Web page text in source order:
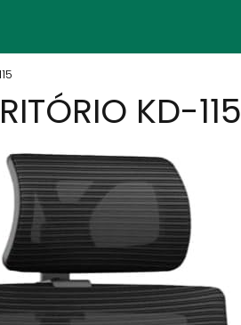
KD-115